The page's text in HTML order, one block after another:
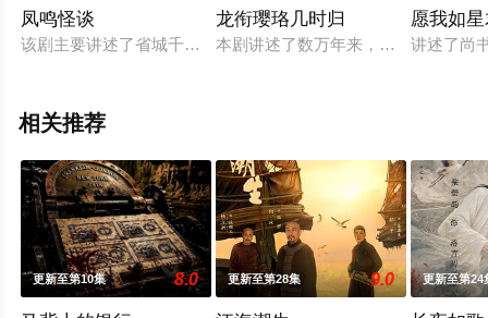
凤鸣怪谈
该剧主要讲述了省城千金初七（徐樱洛饰）为寻找失踪的姐姐十
龙衔璎珞几时归
本剧讲述了数万年来，天族在四海八
愿我如
讲述了尚
相关推荐
更新至第10集 8.0 更新至第28集 9.0 更新至第24